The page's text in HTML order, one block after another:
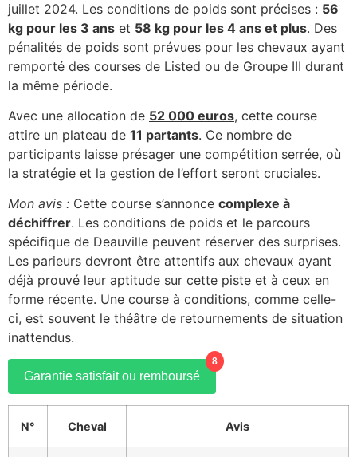
juillet 2024. Les conditions de poids sont précises : 56
kg pour les 3 ans et 58 kg pour les 4 ans et plus. Des
pénalités de poids sont prévues pour les chevaux ayant
remporté des courses de Listed ou de Groupe III durant
la même période.
Avec une allocation de 52 000 euros, cette course
attire un plateau de 11 partants. Ce nombre de
participants laisse présager une compétition serrée, où
la stratégie et la gestion de l’effort seront cruciales.
Mon avis : Cette course s’annonce complexe à
déchiffrer. Les conditions de poids et le parcours
spécifique de Deauville peuvent réserver des surprises.
Les parieurs devront être attentifs aux chevaux ayant
déjà prouvé leur aptitude sur cette piste et à ceux en
forme récente. Une course à conditions, comme celle-
ci, est souvent le théâtre de retournements de situation
inattendus.
Garantie satisfait ou remboursé
8
N° Cheval Avis